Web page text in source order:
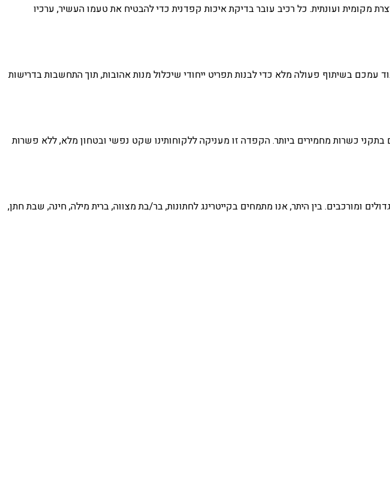
מקומית ועונתית. כל רכיב עובר בדיקת איכות קפדנית כדי להבטיח את טעמו העשיר, ערכיו
בשיתוף פעולה מלא כדי לבנות תפריט ייחודי שיכלול מנות אהובות, תוך התחשבות בדרישות
כשרות מחמירים ביותר. הקפדה זו מעניקה ללקוחותינו שקט נפשי ובטחון מלא, ללא פשרות
ומורכבים. בין היתר, אנו מתמחים בקייטרינג לחתונות, בר/בת מצווה, ברית מילה, חינה, שבת חתן,